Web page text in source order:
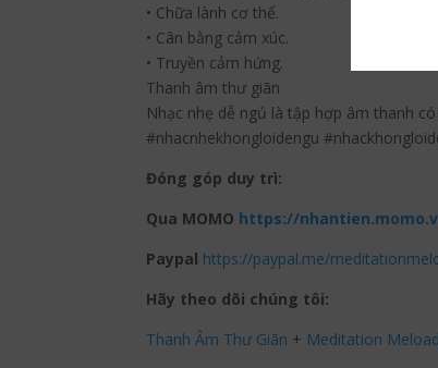
• Chữa lành cơ thể.
• Cân bằng cảm xúc.
• Truyền cảm hứng.
Thanh âm thư giãn
Nhạc nhẹ dễ ngủ là tập hợp âm thanh
#nhacnhekhongloidengu
Đóng góp duy trì:
Qua MOMO https://
Paypal https://paypal.me/
Hãy theo dõi chúng tôi:
Thanh Âm Thư Giãn + Meditation